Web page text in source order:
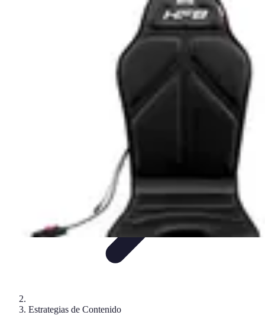
Estrategias de Contenido Creación de
Contenido Digital
Estrategias de Contenido